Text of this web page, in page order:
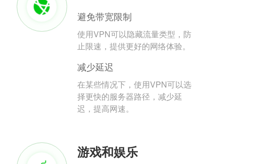
避免带宽限制
使用VPN可以隐藏流量类型，防
止限速，提供更好的网络体验。
减少延迟
在某些情况下，使用VPN可以选
择更快的服务器路径，减少延
迟，提高网速。
游戏和娱乐